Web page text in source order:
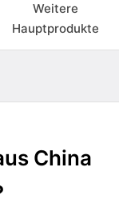
Weitere
Hauptprodukte
China